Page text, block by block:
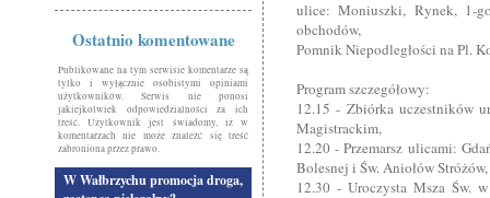
Ostatnio komentowane
Publikowane na tym serwisie komentarze są
tylko i wyłącznie osobistymi opiniami
użytkowników. Serwis nie ponosi
jakiejkolwiek odpowiedzialności za ich
treść. Użytkownik jest świadomy, iż w
komentarzach nie może znaleźć się treść
zabroniona przez prawo.
W Wałbrzychu promocja droga,
ulice: Moniuszki, Rynek, 1-
obchodów,
Pomnik Niepodległości na Pl.
Program szczegółowy:
12.15 - Zbiórka uczestników
Magistrackim,
12.20 - Przemarsz ulicami:
Bolesnej i Św. Aniołów Stróżów,
12.30 - Uroczysta Msza Św.